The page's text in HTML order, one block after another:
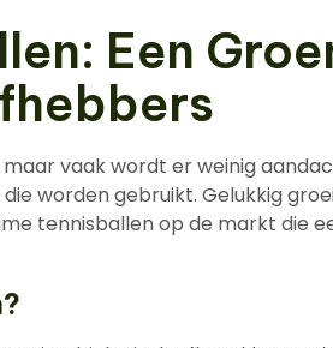
Een
vaak wordt er weinig
worden gebruikt. Gelukkig
tennisballen op de markt die